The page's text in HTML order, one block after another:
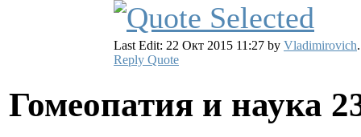
Last Edit: 22 Окт 2015 11:27 by Vladimirovich.
Reply Quote
Гомеопатия и наука